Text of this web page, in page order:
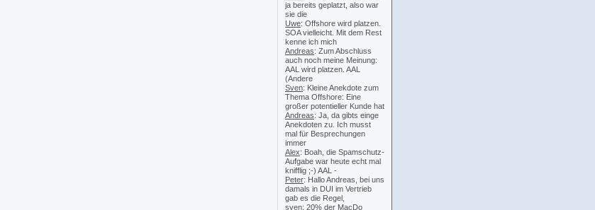
ja bereits geplatzt, also war
sie die
Uwe: Offshore wird platzen.
SOA vielleicht. Mit dem Rest
kenne ich mich
Andreas: Zum Abschluss
auch noch meine Meinung:
AAL wird platzen. AAL
(Andere
Sven: Kleine Anekdote zum
Thema Offshore: Eine
großer potentieller Kunde hat
Andreas: Ja, da gibts einge
Anekdoten zu. Ich musst
mal für Besprechungen
immer
Alex: Boah, die Spamschutz-
Aufgabe war heute echt mal
knifflig ;-) AAL -
Peter: Hallo Andreas, bei uns
damals in DUI im Vertrieb
gab es die Regel,
sven: 20% der MacDo